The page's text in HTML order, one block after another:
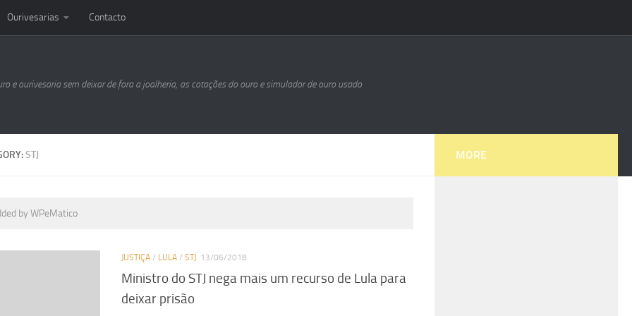
Ourivesarias Contacto
e ourivesaria sem deixar de fora a joalheria, as cotações do ouro e simulador de ouro usado
STJ
by WPeMatico
JUSTIÇA / LULA / STJ 13/06/2018
Ministro do STJ nega mais um recurso de Lula para
deixar prisão
MORE